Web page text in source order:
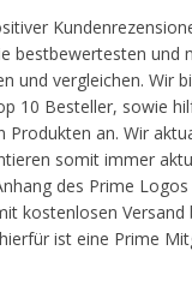
bestbewertesten und
und vergleichen. Wir
10 Besteller, sowie
Produkten an. Wir
somit immer
des Prime Logos
kostenlosen Versand
ist eine Prime